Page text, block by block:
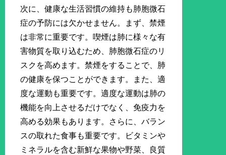
次に、健康な生活習慣の維持も肺胞微石
症の予防には欠かせません。まず、禁煙
は非常に重要です。喫煙は肺に様々な有
害物質を取り込むため、肺胞微石症のリ
スクを高めます。禁煙をすることで、肺
の健康を保つことができます。また、適
度な運動も重要です。適度な運動は肺の
機能を向上させるだけでなく、免疫力を
高める効果もあります。さらに、バラン
スの取れた食事も重要です。ビタミンや
ミネラルを含む新鮮な果物や野菜、良質